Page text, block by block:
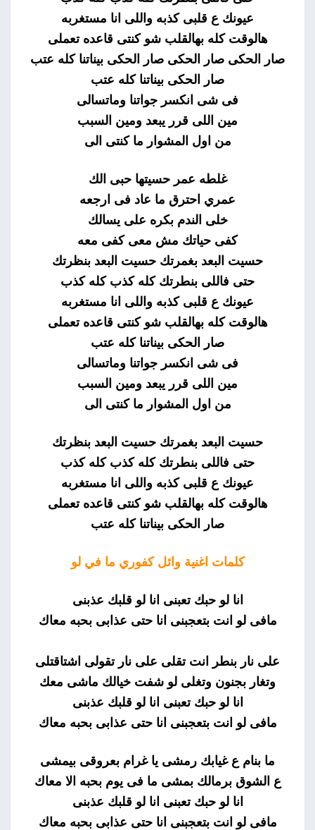
عيونك ع قلبى كذبه واللى انا مستغربه
هالوقت كله بهالقلب شو كنتى قاعده تعملى
صار الحكى صار الحكى صار الحكى بيناتنا كله عتب
صار الحكى بيناتنا كله عتب
فى شى انكسر جواتنا وماتسالى
مين اللى قرر يبعد ومين السبب
من اول المشوار ما كنتى الى
غلطه عمر حسيتها حبى الك
عمري احترق ما عاد فى ارجعه
خلى الندم بكره على يسالك
كفى حياتك مش معى كفى معه
حسيت البعد بغمرتك حسيت البعد بنظرتك
حتى فاللى بنطرتك كله كذب كله كذب
عيونك ع قلبى كذبه واللى انا مستغربه
هالوقت كله بهالقلب شو كنتى قاعده تعملى
صار الحكى بيناتنا كله عتب
فى شى انكسر جواتنا وماتسالى
مين اللى قرر يبعد ومين السبب
من اول المشوار ما كنتى الى
حسيت البعد بغمرتك حسيت البعد بنظرتك
حتى فاللى بنطرتك كله كذب كله كذب
عيونك ع قلبى كذبه واللى انا مستغربه
هالوقت كله بهالقلب شو كنتى قاعده تعملى
صار الحكى بيناتنا كله عتب
كلمات اغنية وائل كفوري ما في لو
انا لو حبك تعبنى انا لو قلبك عذبنى
مافى لو انت بتعجبنى انا حتى عذابى بحبه معاك
على نار بنطر انت تقلى على نار تقولى اشتاقتلى
وتغار بجنون وتغلى لو شفت خيالك ماشى معك
انا لو حبك تعبنى انا لو قلبك عذبنى
مافى لو انت بتعجبنى انا حتى عذابى بحبه معاك
ما بنام ع غيابك رمشى يا غرام بعروقى بيمشى
ع الشوق برمالك بمشى ما فى يوم بحبه الا معاك
انا لو حبك تعبنى انا لو قلبك عذبنى
مافى لو انت بتعجبنى انا حتى عذابى بحبه معاك